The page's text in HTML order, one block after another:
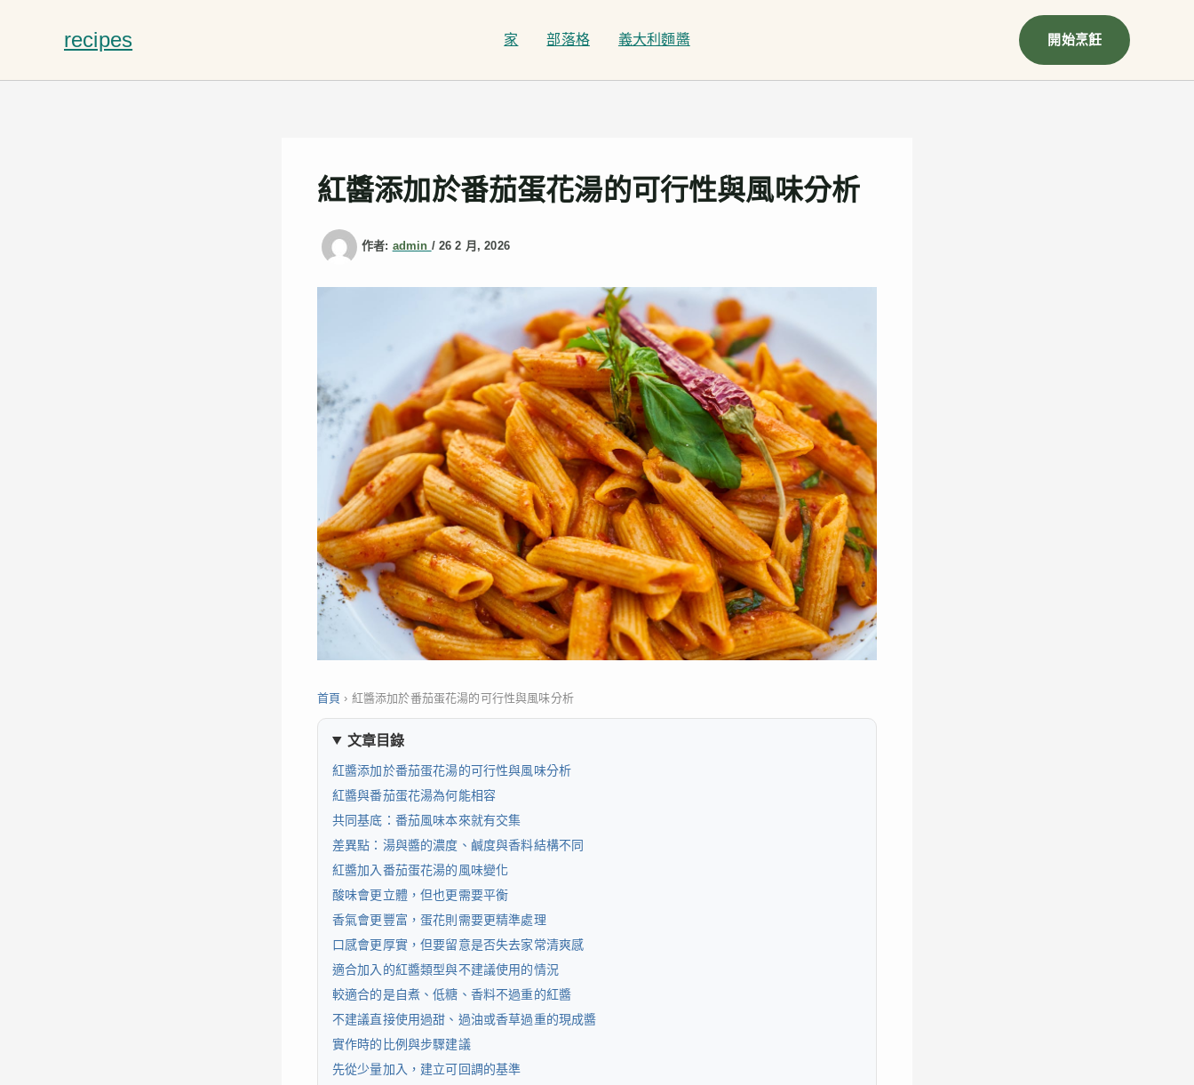
要
recipes 家 部落格 義大利麵醬 開始烹飪
紅醬添加於番茄蛋花湯的可行性與風味分析
作者: admin / 26 2 月, 2026
首頁 › 紅醬添加於番茄蛋花湯的可行性與風味分析
文章目錄
紅醬添加於番茄蛋花湯的可行性與風味分析
紅醬與番茄蛋花湯為何能相容
共同基底：番茄風味本來就有交集
差異點：湯與醬的濃度、鹹度與香料結構不同
紅醬加入番茄蛋花湯的風味變化
酸味會更立體，但也更需要平衡
香氣會更豐富，蛋花則需要更精準處理
口感會更厚實，但要留意是否失去家常清爽感
適合加入的紅醬類型與不建議使用的情況
較適合的是自煮、低糖、香料不過重的紅醬
不建議直接使用過甜、過油或香草過重的現成醬
實作時的比例與步驟建議
先從少量加入，建立可回調的基準